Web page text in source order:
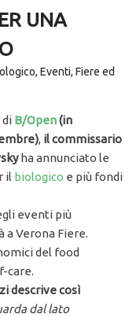
UNA
, Eventi, Fiere ed
di B/Open(in
, il commissario
ha annunciato le
il biologico e più fondi
eventi più
Verona Fiere.
del food
care.
descrive così
dal lato